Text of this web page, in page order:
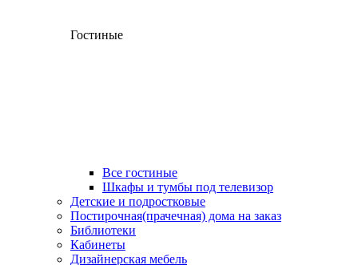
Гостиные
Все гостиные
Шкафы и тумбы под телевизор
Детские и подростковые
Постирочная(прачечная) дома на заказ
Библиотеки
Кабинеты
Дизайнерская мебель